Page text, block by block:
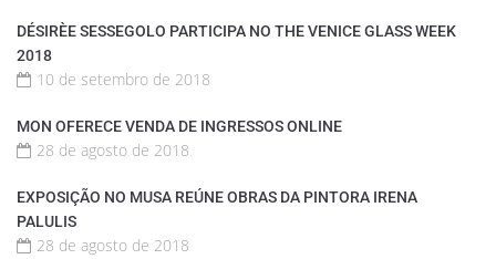
DÉSIRÈE SESSEGOLO PARTICIPA NO THE VENICE GLASS WEEK
2018
10 de setembro de 2018
MON OFERECE VENDA DE INGRESSOS ONLINE
28 de agosto de 2018
EXPOSIÇÃO NO MUSA REÚNE OBRAS DA PINTORA IRENA
PALULIS
28 de agosto de 2018